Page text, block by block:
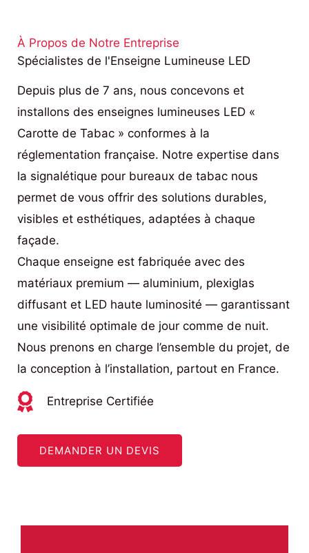
À Propos de Notre Entreprise
Spécialistes de l'Enseigne Lumineuse LED
Depuis plus de 7 ans, nous concevons et
installons des enseignes lumineuses LED «
Carotte de Tabac » conformes à la
réglementation française. Notre expertise dans
la signalétique pour bureaux de tabac nous
permet de vous offrir des solutions durables,
visibles et esthétiques, adaptées à chaque
façade.
Chaque enseigne est fabriquée avec des
matériaux premium — aluminium, plexiglas
diffusant et LED haute luminosité — garantissant
une visibilité optimale de jour comme de nuit.
Nous prenons en charge l’ensemble du projet, de
la conception à l’installation, partout en France.
Entreprise Certifiée
DEMANDER UN DEVIS